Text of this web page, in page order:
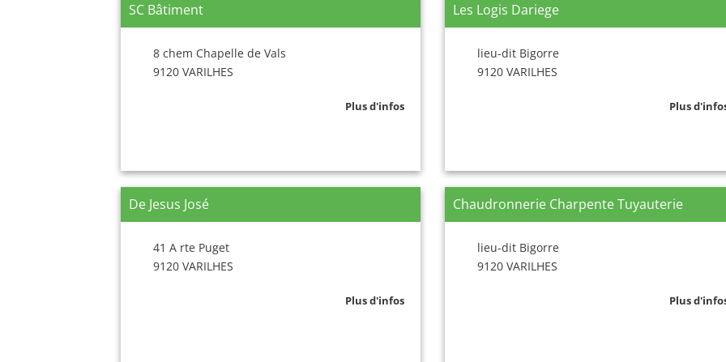
SC Bâtiment
8 chem Chapelle de Vals
9120 VARILHES
Plus d'infos
Les Logis Dariege
lieu-dit Bigorre
9120 VARILHES
Plus
De Jesus José
41 A rte Puget
9120 VARILHES
Plus d'infos
Chaudronnerie Charpente Tuyauterie
lieu-dit Bigorre
9120 VARILHES
Plus